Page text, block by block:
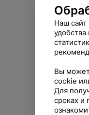
Наш сайт
удобства
Вы
cookie
Для
сроках и